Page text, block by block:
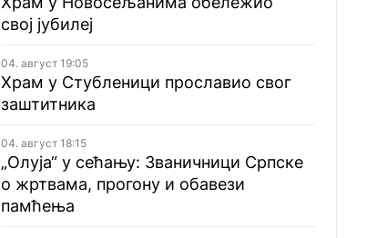
свој јубилеј
04. август 19:05
Храм у Стубленици прославио свог
заштитника
04. август 18:15
„Олуја“ у сећању: Званичници Српске
о жртвама, прогону и обавези
памћења